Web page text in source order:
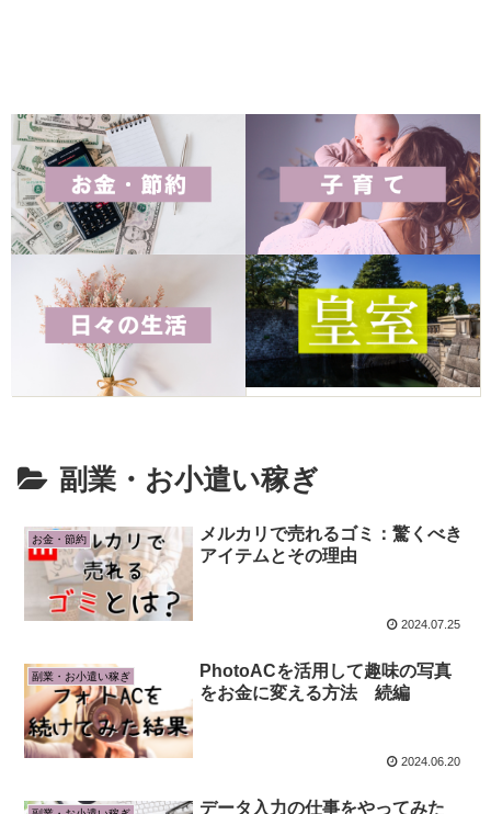
副業・お小遣い稼ぎ
お金・節約
メルカリで売れるゴミ：驚くべき
アイテムとその理由
2024.07.25
副業・お小遣い稼ぎ
PhotoACを活用して趣味の写真
をお金に変える方法 続編
2024.06.20
データ入力の仕事をやってみた